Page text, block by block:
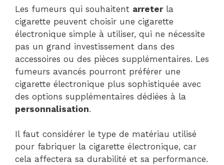
Les fumeurs qui souhaitent arreterla
cigarette peuvent choisir une cigarette
électronique simple à utiliser, qui ne nécessite
pas un grand investissement dans des
accessoires ou des pièces supplémentaires. Les
fumeurs avancés pourront préférer une
cigarette électronique plus sophistiquée avec
des options supplémentaires dédiées à la
personnalisation.
Il faut considérer le type de matériau utilisé
pour fabriquer la cigarette électronique, car
cela affectera sa durabilité et sa performance.